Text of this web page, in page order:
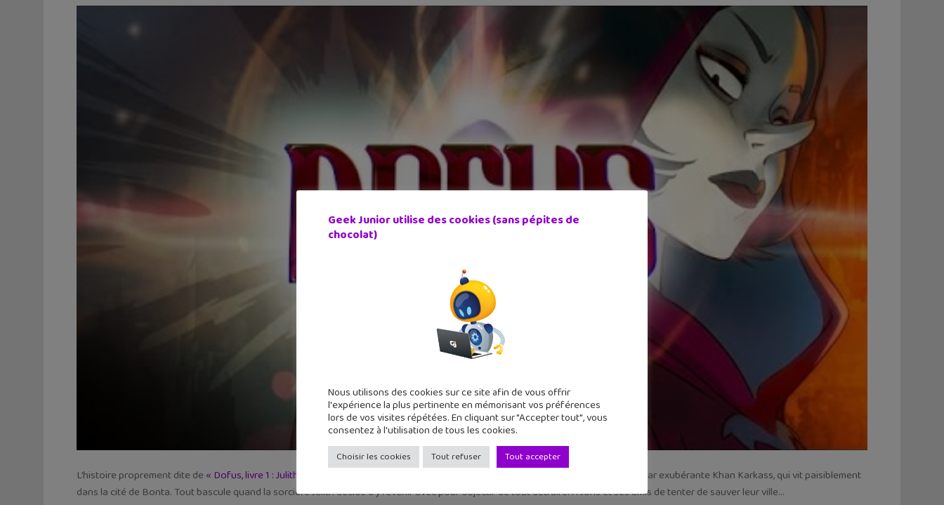
L’histoire proprement dite de « Dofus, livre 1 : Julith »
nous montre les aventures du jeune Joris, passionné de Boufbowl et de sa star exubérante Khan Karkass, qui vit paisiblement
dans la cité de Bonta. Tout bascule quand la sorcière Julith décide d’y revenir avec pour objectif de tout détruire. A Joris et ses amis de tenter de sauver leur ville…
Geek Junior utilise des cookies (sans pépites de
chocolat)
Nous utilisons des cookies sur ce site afin de vous offrir
l'expérience la plus pertinente en mémorisant vos préférences
lors de vos visites répétées. En cliquant sur "Accepter tout", vous
consentez à l'utilisation de tous les cookies.
Choisir les cookies Tout refuser Tout accepter